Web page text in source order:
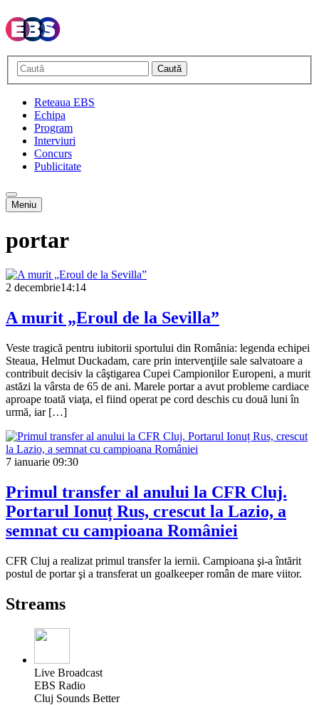
Caută
Reteaua EBS
Echipa
Program
Interviuri
Concurs
Publicitate
Meniu
portar
2 decembrie14:14
A murit „Eroul de la Sevilla”
Veste tragică pentru iubitorii sportului din România: legenda echipei
Steaua, Helmut Duckadam, care prin intervenţiile sale salvatoare a
contribuit decisiv la câştigarea Cupei Campionilor Europeni, a murit
astăzi la vârsta de 65 de ani. Marele portar a avut probleme cardiace
aproape toată viaţa, el fiind operat pe cord deschis cu două luni în
urmă, iar […]
7 ianuarie 09:30
Primul transfer al anului la CFR Cluj.
Portarul Ionuț Rus, crescut la Lazio, a
semnat cu campioana României
CFR Cluj a realizat primul transfer la iernii. Campioana şi-a întărit
postul de portar şi a transferat un goalkeeper român de mare viitor.
Streams
Live Broadcast
EBS Radio
Cluj Sounds Better